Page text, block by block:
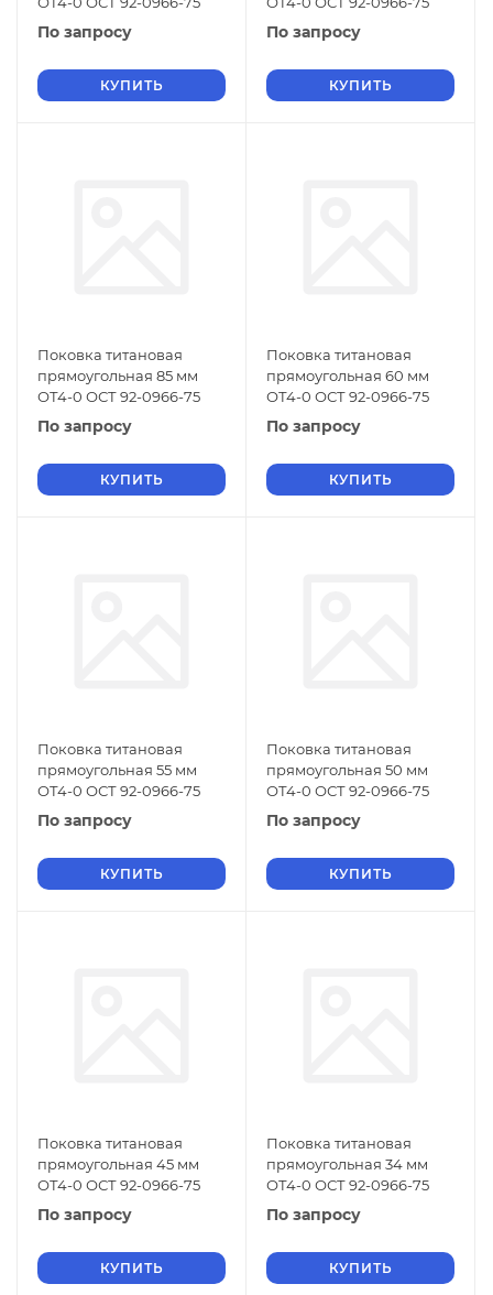
По запросу
КУПИТЬ
По запросу
КУПИТЬ
Поковка титановая
прямоугольная 85 мм
ОТ4-0 ОСТ 92-0966-75
По запросу
КУПИТЬ
Поковка титановая
прямоугольная 60 мм
ОТ4-0 ОСТ 92-0966-75
По запросу
КУПИТЬ
Поковка титановая
прямоугольная 55 мм
ОТ4-0 ОСТ 92-0966-75
По запросу
КУПИТЬ
Поковка титановая
прямоугольная 50 мм
ОТ4-0 ОСТ 92-0966-75
По запросу
КУПИТЬ
Поковка титановая
прямоугольная 45 мм
ОТ4-0 ОСТ 92-0966-75
По запросу
КУПИТЬ
Поковка титановая
прямоугольная 34 мм
ОТ4-0 ОСТ 92-0966-75
По запросу
КУПИТЬ